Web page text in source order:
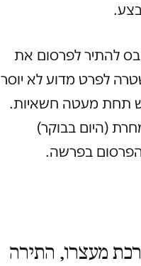
להתיר לפרסום את
לפרט מדוע לא יוסר
תחת מעטה חשאיות.
(היום בבוקר)
הפרסום בפרשה.
מעצרו, התירה